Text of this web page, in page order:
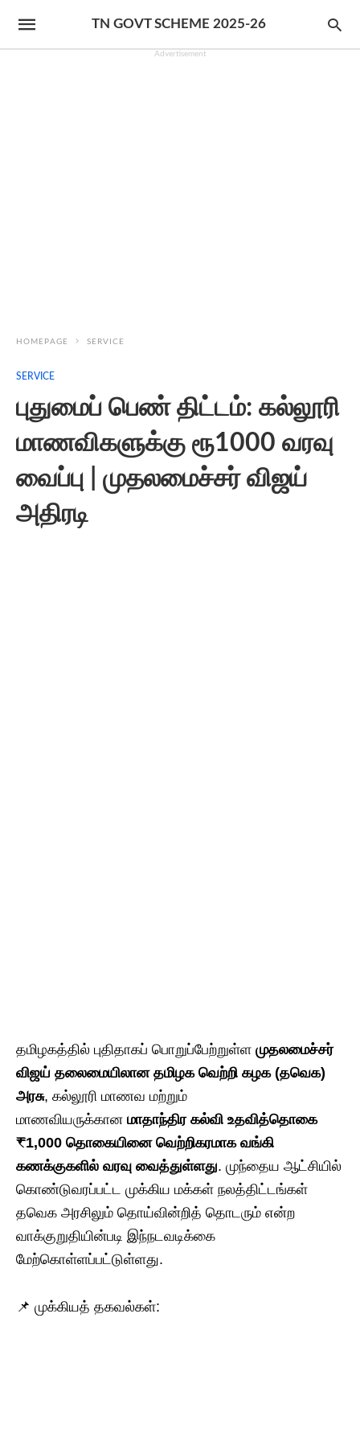
TN GOVT SCHEME 2025-26
Advertisement
HOMEPAGE SERVICE
SERVICE
புதுமைப் பெண் திட்டம்: கல்லூரி
மாணவிகளுக்கு ரூ1000 வரவு
வைப்பு | முதலமைச்சர் விஜய்
அதிரடி
தமிழகத்தில் புதிதாகப் பொறுப்பேற்றுள்ள முதலமைச்சர்
விஜய் தலைமையிலான தமிழக வெற்றி கழக (தவெக)
அரசு, கல்லூரி மாணவ மற்றும்
மாணவியருக்கான மாதாந்திர கல்வி உதவித்தொகை
₹1,000 தொகையினை வெற்றிகரமாக வங்கி
கணக்குகளில் வரவு வைத்துள்ளது. முந்தைய ஆட்சியில்
கொண்டுவரப்பட்ட முக்கிய மக்கள் நலத்திட்டங்கள்
தவெக அரசிலும் தொய்வின்றித் தொடரும் என்ற
வாக்குறுதியின்படி இந்நடவடிக்கை
மேற்கொள்ளப்பட்டுள்ளது.
📌 முக்கியத் தகவல்கள்: